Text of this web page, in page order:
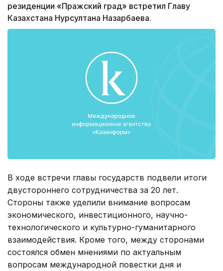
резиденции «Пражский град» встретил Главу
Казахстана Нурсултана Назарбаева.
В ходе встречи главы государств подвели итоги
двустороннего сотрудничества за 20 лет.
Стороны также уделили внимание вопросам
экономического, инвестиционного, научно-
технологического и культурно-гуманитарного
взаимодействия. Кроме того, между сторонами
состоялся обмен мнениями по актуальным
вопросам международной повестки дня и